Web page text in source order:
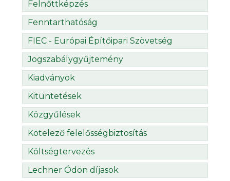
Felnőttképzés
Fenntarthatóság
FIEC - Európai Építőipari Szövetség
Jogszabálygyűjtemény
Kiadványok
Kitüntetések
Közgyűlések
Kötelező felelősségbiztosítás
Költségtervezés
Lechner Ödön díjasok